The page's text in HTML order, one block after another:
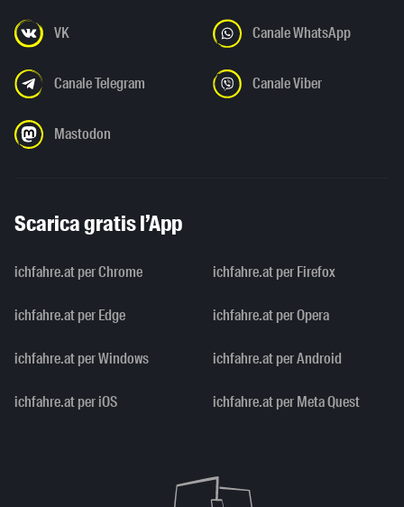
VK Canale WhatsApp
Canale Telegram Canale Viber
Mastodon
Scarica gratis l’App
ichfahre.at per Chrome ichfahre.at per Firefox
ichfahre.at per Edge ichfahre.at per Opera
ichfahre.at per Windows ichfahre.at per Android
ichfahre.at per iOS ichfahre.at per Meta Quest